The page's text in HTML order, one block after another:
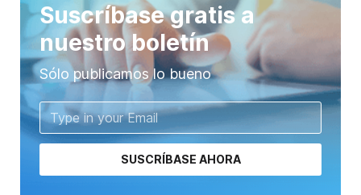
Suscríbase gratis a
nuestro boletín
Sólo publicamos lo bueno
SUSCRÍBASE AHORA